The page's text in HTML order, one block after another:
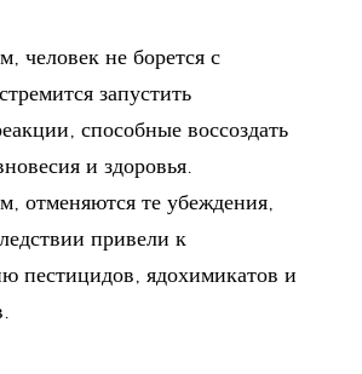
человек не борется с
запустить
способные воссоздать
и здоровья.
отменяются те убеждения,
привели к
пестицидов, ядохимикатов и